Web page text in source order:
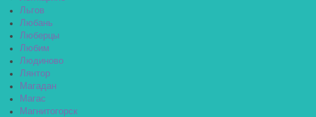
Льгов
Любань
Люберцы
Любим
Людиново
Лянтор
Магадан
Магас
Магнитогорск